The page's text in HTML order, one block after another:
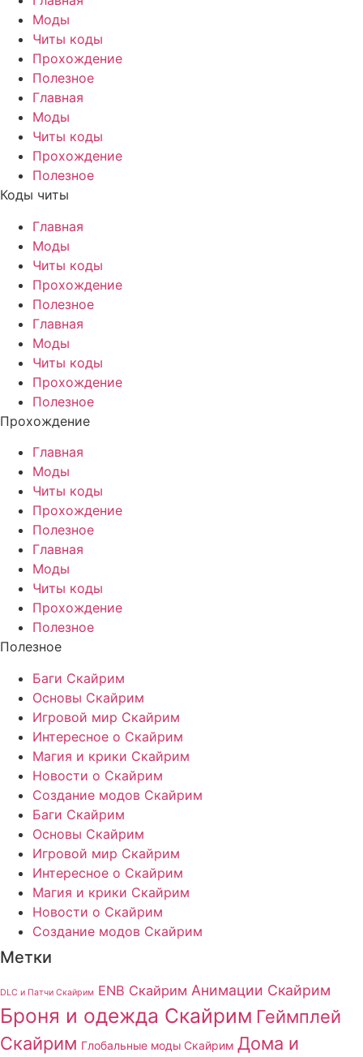
Моды
Читы коды
Прохождение
Полезное
Главная
Моды
Читы коды
Прохождение
Полезное
Коды читы
Главная
Моды
Читы коды
Прохождение
Полезное
Главная
Моды
Читы коды
Прохождение
Полезное
Прохождение
Главная
Моды
Читы коды
Прохождение
Полезное
Главная
Моды
Читы коды
Прохождение
Полезное
Полезное
Баги Скайрим
Основы Скайрим
Игровой мир Скайрим
Интересное о Скайрим
Магия и крики Скайрим
Новости о Скайрим
Создание модов Скайрим
Баги Скайрим
Основы Скайрим
Игровой мир Скайрим
Интересное о Скайрим
Магия и крики Скайрим
Новости о Скайрим
Создание модов Скайрим
Метки
DLC и Патчи Скайрим ENB Скайрим Анимации Скайрим
Броня и одежда Скайрим Геймплей
Скайрим Глобальные моды Скайрим Дома и